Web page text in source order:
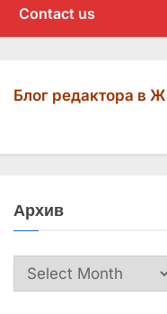
Contact us
Блог редактора в
Архив
Архив